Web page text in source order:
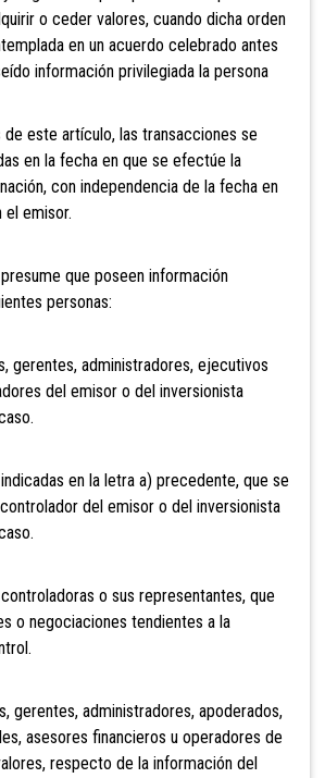
o ceder valores, cuando dicha orden
en un acuerdo celebrado antes
información privilegiada la persona
este artículo, las transacciones se
en la fecha en que se efectúe la
con independencia de la fecha en
el emisor.
que poseen información
personas:
gerentes, administradores, ejecutivos
del emisor o del inversionista
en la letra a) precedente, que se
del emisor o del inversionista
o sus representantes, que
o negociaciones tendientes a la
administradores, apoderados,
asesores financieros u operadores de
respecto de la información del